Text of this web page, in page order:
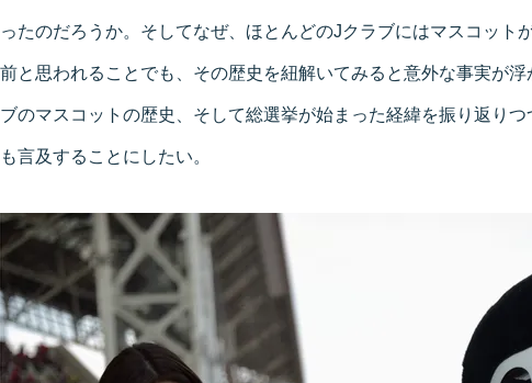
ったのだろうか。そしてなぜ、ほとんどのJクラブにはマスコット
前と思われることでも、その歴史を紐解いてみると意外な事実が
ブのマスコットの歴史、そして総選挙が始まった経緯を振り返り
も言及することにしたい。